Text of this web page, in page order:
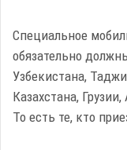
Специальное
обязательно
Узбекистана,
Казахстана,
То есть те, кто